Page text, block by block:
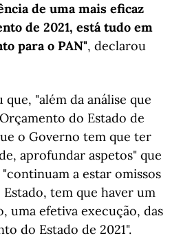
de uma mais eficaz
de 2021, está tudo em
para o PAN", declarou
"além da análise que
do Estado de
o Governo tem que ter
aprofundar aspetos" que
a estar omissos
tem que haver um
uma efetiva execução, das
do Estado de 2021".